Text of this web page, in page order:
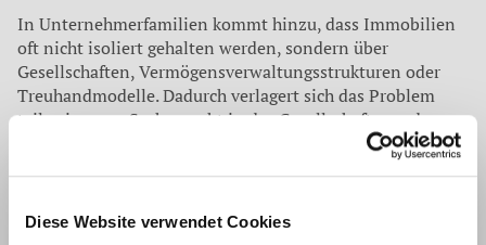
Diese Website verwendet Cookies
In Unternehmerfamilien kommt hinzu, dass Immobilien
oft nicht isoliert gehalten werden, sondern über
Gesellschaften, Vermögensverwaltungsstrukturen oder
Treuhandmodelle. Dadurch verlagert sich das Problem
teilweise vom Sachenrecht in das Gesellschafts- und
Immobiliengesellschaften stellt sich dann die Frage, ob
maßgeblichen Anknüpfungspunkt behandelt oder ob er